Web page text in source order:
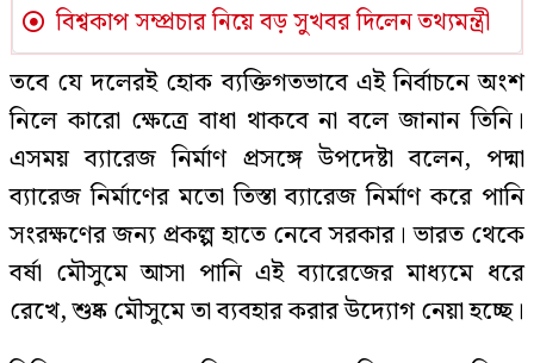
বিশ্বকাপ সম্প্রচার নিয়ে বড় সুখবর দিলেন তথ্যমন্ত্রী
তবে যে দলেরই হোক ব্যক্তিগতভাবে এই নির্বাচনে অংশ
নিলে কারো ক্ষেত্রে বাধা থাকবে না বলে জানান তিনি।
এসময় ব্যারেজ নির্মাণ প্রসঙ্গে উপদেষ্টা বলেন, পদ্মা
ব্যারেজ নির্মাণের মতো তিস্তা ব্যারেজ নির্মাণ করে পানি
সংরক্ষণের জন্য প্রকল্প হাতে নেবে সরকার। ভারত থেকে
বর্ষা মৌসুমে আসা পানি এই ব্যারেজের মাধ্যমে ধরে
রেখে, শুষ্ক মৌসুমে তা ব্যবহার করার উদ্যোগ নেয়া হচ্ছে।